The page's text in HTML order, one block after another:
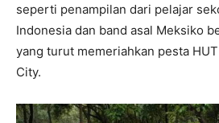
seperti penampilan dari pelajar
Indonesia dan band asal Meksiko
yang turut memeriahkan pesta
City.